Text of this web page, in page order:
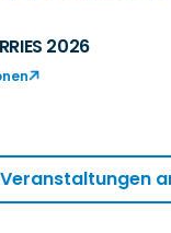
2026